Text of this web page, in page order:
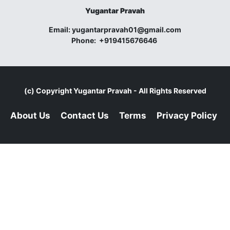
Yugantar Pravah
Email:yugantarpravah01@gmail.com
Phone: +919415676646
(c) CopyrightYugantar Pravah - All Rights Reserved
About Us Contact Us Terms Privacy Policy